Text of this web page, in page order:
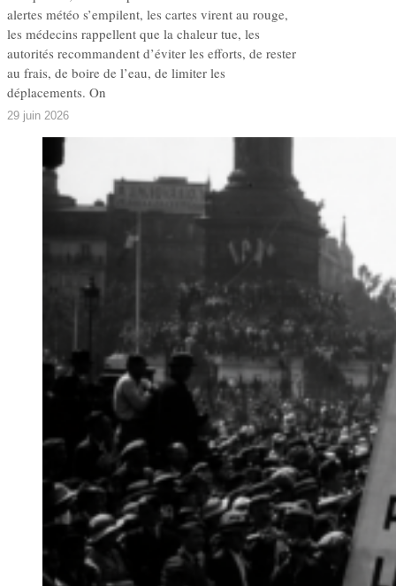
alertes météo s’empilent, les cartes virent au rouge,
les médecins rappellent que la chaleur tue, les
autorités recommandent d’éviter les efforts, de rester
au frais, de boire de l’eau, de limiter les
déplacements. On
29 juin 2026